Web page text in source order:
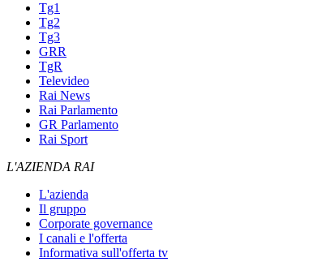
Tg1
Tg2
Tg3
GRR
TgR
Televideo
Rai News
Rai Parlamento
GR Parlamento
Rai Sport
L'AZIENDA RAI
L'azienda
Il gruppo
Corporate governance
I canali e l'offerta
Informativa sull'offerta tv